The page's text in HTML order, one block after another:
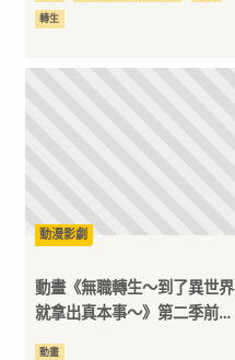
轉生
動漫影劇
動畫《無職轉生～到了異世界
就拿出真本事～》第二季前導
動畫